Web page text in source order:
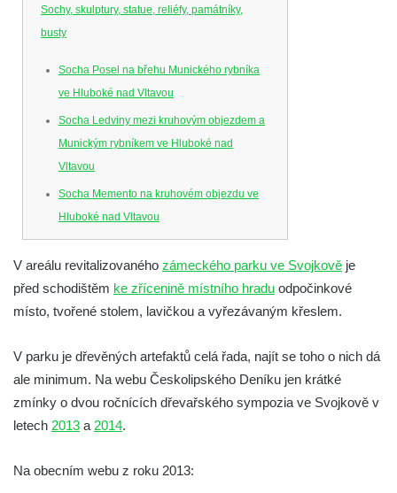
Sochy, skulptury, statue, reliéfy, památníky,
busty
Socha Posel na břehu Munického rybníka
ve Hluboké nad Vltavou
Socha Ledviny mezi kruhovým objezdem a
Munickým rybníkem ve Hluboké nad
Vltavou
Socha Memento na kruhovém objezdu ve
Hluboké nad Vltavou
Socha Chalikotérium v ZOO Hluboká
Socha Smilodon v ZOO Hluboká
Socha Veledaněk v ZOO Hluboká
Socha Plejtvák obrovský v ZOO Hluboká
Socha Medvěd jeskynní v ZOO Hluboká
Socha Mamutí lebka v ZOO Hluboká
Socha Mamut srstnatý v ZOO Hluboká
Socha Orel v ZOO Hluboká
V areálu revitalizovaného zámeckého parku ve Svojkově je
před schodištěm ke zřícenině místního hradu odpočinkové
místo, tvořené stolem, lavičkou a vyřezávaným křeslem.
V parku je dřevěných artefaktů celá řada, najít se toho o nich dá
ale minimum. Na webu Českolipského Deníku jen krátké
zmínky o dvou ročnících dřevařského sympozia ve Svojkově v
letech 2013 a 2014.
Na obecním webu z roku 2013: